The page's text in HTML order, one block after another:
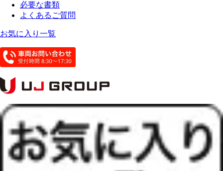
必要な書類
よくあるご質問
お気に入り一覧